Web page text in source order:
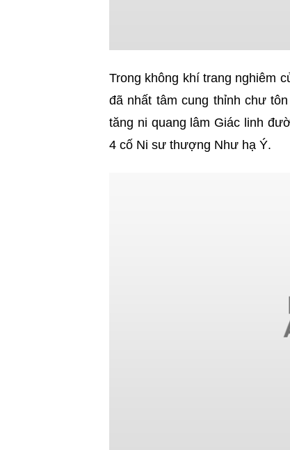
Trong không khí trang nghiêm
đã nhất tâm cung thỉnh chư
tăng ni quang lâm Giác linh
4 cố Ni sư thượng Như hạ Ý.